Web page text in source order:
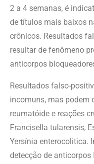
2 a 4 semanas, é
de títulos mais baixos
crônicos. Resultados
resultar de fenômeno
anticorpos
Resultados falso-
incomuns, mas podem
reumatóide e reações
Francisella tularensis,
Yersínia enterocolitica.
detecção de anticorpos